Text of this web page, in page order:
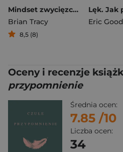
Mindset zwycięzcy. Sprawdzone strategie na drodze do sukcesu
Brian Tracy
8,5 (8)
Eric
Oceny i recenzje
przypomnienie
Średnia ocen:
7.85 /10
Liczba ocen:
34